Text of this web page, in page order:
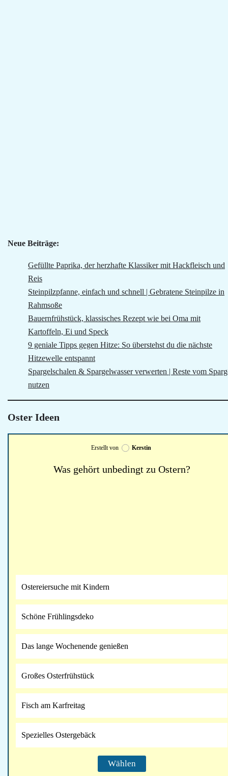
Neue Beiträge:
Gefüllte Paprika, der herzhafte Klassiker mit Hackfleisch und
Reis
Steinpilzpfanne, einfach und schnell | Gebratene Steinpilze in
Rahmsoße
Bauernfrühstück, klassisches Rezept wie bei Oma mit
Kartoffeln, Ei und Speck
9 geniale Tipps gegen Hitze: So überstehst du die nächste
Hitzewelle entspannt
Spargelschalen & Spargelwasser verwerten | Reste vom
nutzen
Oster Ideen
Erstellt von Kerstin
Was gehört unbedingt zu Ostern?
Ostereiersuche mit Kindern
Schöne Frühlingsdeko
Das lange Wochenende genießen
Großes Osterfrühstück
Fisch am Karfreitag
Spezielles Ostergebäck